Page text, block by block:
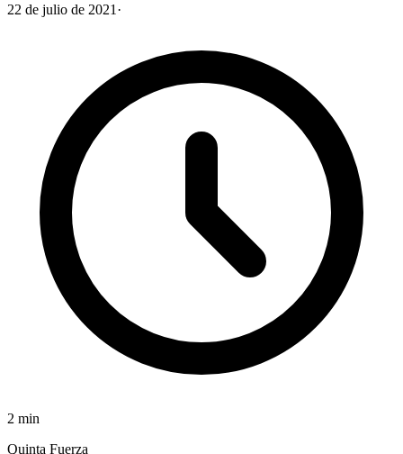
22 de julio de 2021 ·
2 min
Quinta Fuerza